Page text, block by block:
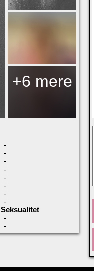
+6 mere
-
-
-
-
-
-
-
-
Seksualitet
-
-